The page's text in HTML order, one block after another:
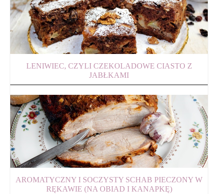
LENIWIEC, CZYLI CZEKOLADOWE CIASTO Z
JABŁKAMI
AROMATYCZNY I SOCZYSTY SCHAB PIECZONY W
RĘKAWIE (NA OBIAD I KANAPKĘ)